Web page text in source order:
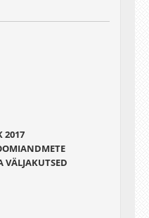
2017
VÄLJAKUTSED